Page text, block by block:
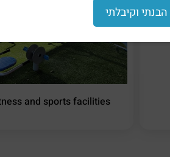
and sports facilities
הבנתי וקיבלתי